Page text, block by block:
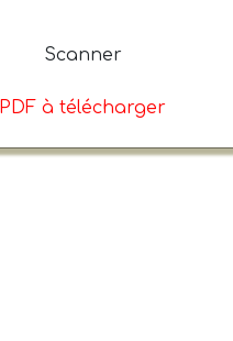
Scanner
PDF à télécharger